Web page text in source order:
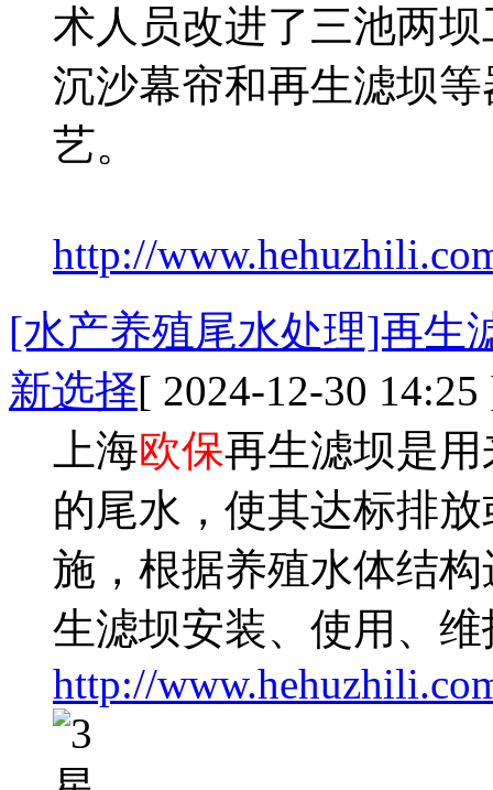
术人员改进了三池两
沉沙幕帘和再生滤坝
艺。
http://
[水产养殖尾水处理]再生
新选择[ 2024-12-30 14:25
上海欧保再生滤坝是
的尾水，使其达标排
施，根据养殖水体结
生滤坝安装、使用、
http://